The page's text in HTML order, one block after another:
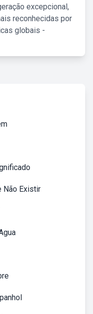
excepcional,
reconhecidas por
globais -
Não Existir